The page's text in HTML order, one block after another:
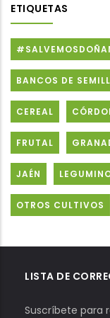
ETIQUETAS
BANCOS DE
CEREAL
FRUTAL
JAÉN
OTROS CULTIVOS
LISTA DE
Suscríbete para